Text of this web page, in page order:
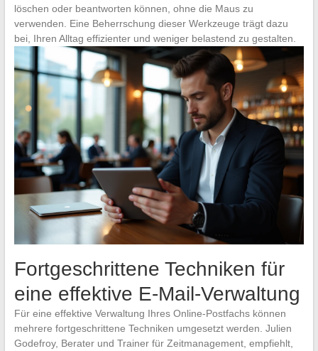
löschen oder beantworten können, ohne die Maus zu
verwenden. Eine Beherrschung dieser Werkzeuge trägt dazu
bei, Ihren Alltag effizienter und weniger belastend zu gestalten.
Fortgeschrittene Techniken für
eine effektive E-Mail-Verwaltung
Für eine effektive Verwaltung Ihres Online-Postfachs können
mehrere fortgeschrittene Techniken umgesetzt werden. Julien
Godefroy, Berater und Trainer für Zeitmanagement, empfiehlt,